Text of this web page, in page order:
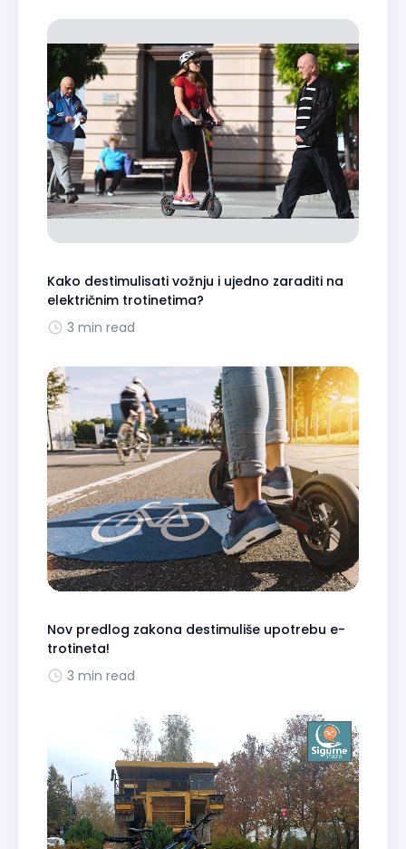
Kako destimulisati vožnju i ujedno zaraditi na
električnim trotinetima?
3 min read
Nov predlog zakona destimuliše upotrebu e-
trotineta!
3 min read